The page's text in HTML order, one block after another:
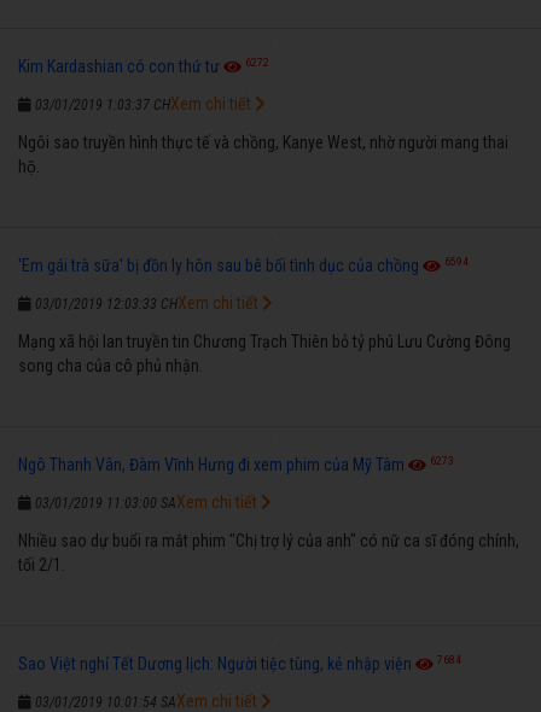
Kim Kardashian có con thứ tư 6272
03/01/2019 1:03:37 CH
Ngôi sao truyền hình thực tế và chồng, Kanye West, nhờ người mang thai
hộ.
Xem chi tiết
'Em gái trà sữa' bị đồn ly hôn sau bê bối tình dục của chồng 6594
03/01/2019 12:03:33 CH
Mạng xã hội lan truyền tin Chương Trạch Thiên bỏ tỷ phú Lưu Cường Đông
song cha của cô phủ nhận.
Xem chi tiết
Ngô Thanh Vân, Đàm Vĩnh Hưng đi xem phim của Mỹ Tâm 6273
03/01/2019 11:03:00 SA
Nhiều sao dự buổi ra mắt phim "Chị trợ lý của anh" có nữ ca sĩ đóng chính,
tối 2/1.
Xem chi tiết
Sao Việt nghỉ Tết Dương lịch: Người tiệc tùng, kẻ nhập viện 7684
03/01/2019 10:01:54 SAXem chi tiết